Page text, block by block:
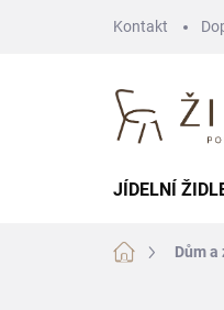
Kontakt
JÍDELNÍ
Domů Dům a